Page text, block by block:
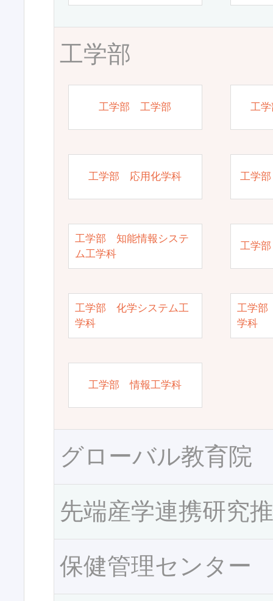
工学部
工学部 工学部 工
工学部 応用化学科 工学
工学部 知能情報システ
ム工学科
工学
工学部 化学システム工
学科
工学部
学科
工学部 情報工学科
グローバル教育院
先端産学連携研究
保健管理センター